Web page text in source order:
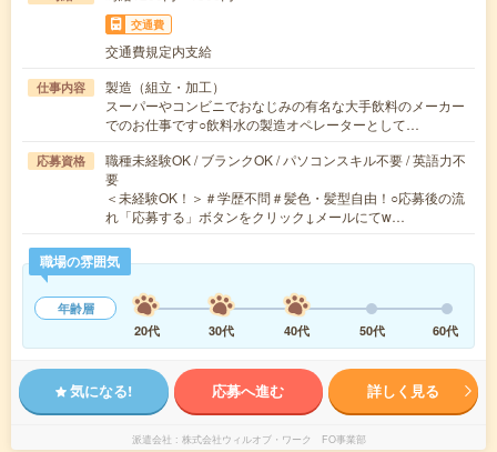
交通費
交通費規定内支給
仕事内容
製造（組立・加工）
スーパーやコンビニでおなじみの有名な大手飲料のメーカー
でのお仕事です○飲料水の製造オペレーターとして…
応募資格
職種未経験OK / ブランクOK / パソコンスキル不要 / 英語力不
要
＜未経験OK！＞＃学歴不問＃髪色・髪型自由！○応募後の流
れ「応募する」ボタンをクリック↓メールにてw…
職場の雰囲気
年齢層
20代
30代 40代 50代 60代
気になる! 応募へ進む 詳しく見る
派遣会社 株式会社ウィルオブ・ワーク FO事業部